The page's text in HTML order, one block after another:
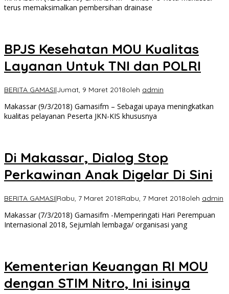
terus memaksimalkan pembersihan drainase
BPJS Kesehatan MOU Kualitas
Layanan Untuk TNI dan POLRI
BERITA GAMASI|Jumat, 9 Maret 2018oleh admin
Makassar (9/3/2018) Gamasifm – Sebagai upaya meningkatkan
kualitas pelayanan Peserta JKN-KIS khususnya
Di Makassar, Dialog Stop
Perkawinan Anak Digelar Di Sini
BERITA GAMASI|Rabu, 7 Maret 2018Rabu, 7 Maret 2018oleh admin
Makassar (7/3/2018) Gamasifm -Memperingati Hari Perempuan
Internasional 2018, Sejumlah lembaga/ organisasi yang
Kementerian Keuangan RI MOU
dengan STIM Nitro, Ini isinya